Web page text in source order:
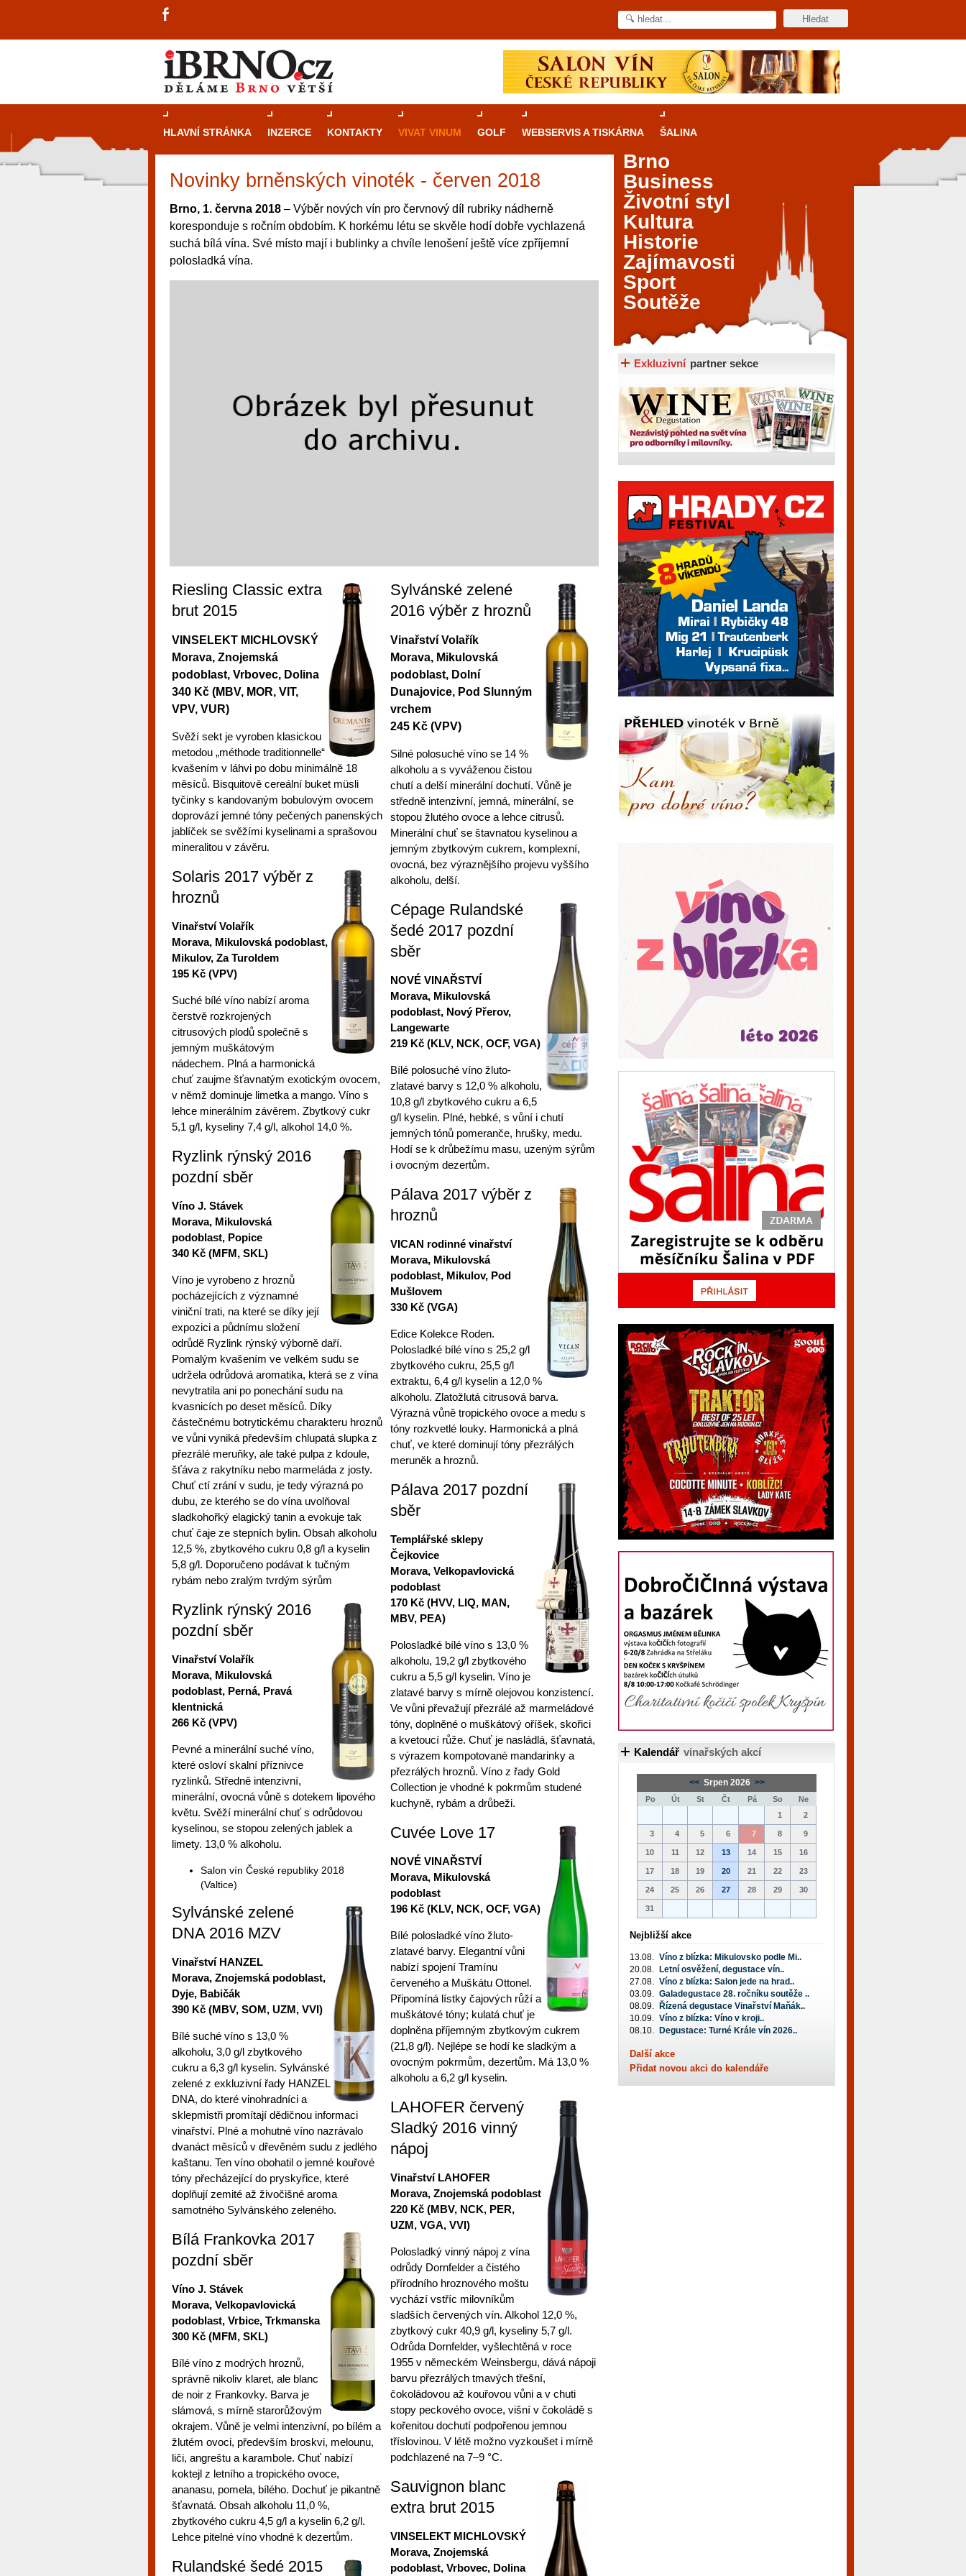
HLAVNÍ STRÁNKA INZERCE KONTAKTY VIVAT VINUM GOLF WEBSERVIS A TISKÁRNA ŠALINA
Novinky brněnských vinoték - červen 2018
Brno, 1. června 2018 – Výběr nových vín pro červnový díl rubriky nádherně
koresponduje s ročním obdobím. K horkému létu se skvěle hodí dobře vychlazená
suchá bílá vína. Své místo mají i bublinky a chvíle lenošení ještě více zpříjemní
polosladká vína.
Riesling Classic extra
brut 2015
VINSELEKT MICHLOVSKÝ
Morava, Znojemská
podoblast, Vrbovec, Dolina
340 Kč (MBV, MOR, VIT,
VPV, VUR)
Svěží sekt je vyroben klasickou
metodou „méthode traditionnelle“
kvašením v láhvi po dobu minimálně 18
měsíců. Bisquitově cereální buket müsli
tyčinky s kandovaným bobulovým ovocem
doprovází jemné tóny pečených panenských
jablíček se svěžími kyselinami a sprašovou
mineralitou v závěru.
Solaris 2017 výběr z
hroznů
Vinařství Volařík
Morava, Mikulovská podoblast,
Mikulov, Za Turoldem
195 Kč (VPV)
Suché bílé víno nabízí aroma
čerstvě rozkrojených
citrusových plodů společně s
jemným muškátovým
nádechem. Plná a harmonická
chuť zaujme šťavnatým exotickým ovocem,
v němž dominuje limetka a mango. Víno s
lehce minerálním závěrem. Zbytkový cukr
5,1 g/l, kyseliny 7,4 g/l, alkohol 14,0 %.
Ryzlink rýnský 2016
pozdní sběr
Víno J. Stávek
Morava, Mikulovská
podoblast, Popice
340 Kč (MFM, SKL)
Víno je vyrobeno z hroznů
pocházejících z významné
viniční trati, na které se díky její
expozici a půdnímu složení
odrůdě Ryzlink rýnský výborně daří.
Pomalým kvašením ve velkém sudu se
udržela odrůdová aromatika, která se z vína
nevytratila ani po ponechání sudu na
kvasnicích po deset měsíců. Díky
částečnému botrytickému charakteru hroznů
ve vůni vyniká především chlupatá slupka z
přezrálé meruňky, ale také pulpa z kdoule,
šťáva z rakytníku nebo marmeláda z josty.
Chuť ctí zrání v sudu, je tedy výrazná po
dubu, ze kterého se do vína uvolňoval
sladkohořký elagický tanin a evokuje tak
chuť čaje ze stepních bylin. Obsah alkoholu
12,5 %, zbytkového cukru 0,8 g/l a kyselin
5,8 g/l. Doporučeno podávat k tučným
rybám nebo zralým tvrdým sýrům
Ryzlink rýnský 2016
pozdní sběr
Vinařství Volařík
Morava, Mikulovská
podoblast, Perná, Pravá
klentnická
266 Kč (VPV)
Pevné a minerální suché víno,
které osloví skalní příznivce
ryzlinků. Středně intenzivní,
minerální, ovocná vůně s dotekem lipového
květu. Svěží minerální chuť s odrůdovou
kyselinou, se stopou zelených jablek a
limety. 13,0 % alkoholu.
Salon vín České republiky 2018
(Valtice)
Sylvánské zelené
DNA 2016 MZV
Vinařství HANZEL
Morava, Znojemská podoblast,
Dyje, Babičák
390 Kč (MBV, SOM, UZM, VVI)
Bílé suché víno s 13,0 %
alkoholu, 3,0 g/l zbytkového
cukru a 6,3 g/l kyselin. Sylvánské
zelené z exkluzivní řady HANZEL
DNA, do které vinohradníci a
sklepmistři promítají dědičnou informaci
vinařství. Plné a mohutné víno nazrávalo
dvanáct měsíců v dřevěném sudu z jedlého
kaštanu. Ten víno obohatil o jemné kouřové
tóny přecházející do pryskyřice, které
doplňují zemité až živočišné aroma
samotného Sylvánského zeleného.
Bílá Frankovka 2017
pozdní sběr
Víno J. Stávek
Morava, Velkopavlovická
podoblast, Vrbice, Trkmanska
300 Kč (MFM, SKL)
Bílé víno z modrých hroznů,
správně nikoliv klaret, ale blanc
de noir z Frankovky. Barva je
slámová, s mírně starorůžovým
okrajem. Vůně je velmi intenzivní, po bílém a
žlutém ovoci, především broskvi, melounu,
liči, angreštu a karambole. Chuť nabízí
koktejl z letního a tropického ovoce,
ananasu, pomela, bílého. Dochuť je pikantně
šťavnatá. Obsah alkoholu 11,0 %,
zbytkového cukru 4,5 g/l a kyselin 6,2 g/l.
Lehce pitelné víno vhodné k dezertům.
Rulandské šedé 2015
Sylvánské zelené
2016 výběr z hroznů
Vinařství Volařík
Morava, Mikulovská
podoblast, Dolní
Dunajovice, Pod Slunným
vrchem
245 Kč (VPV)
Silné polosuché víno se 14 %
alkoholu a s vyváženou čistou
chutí a delší minerální dochutí. Vůně je
středně intenzivní, jemná, minerální, se
stopou žlutého ovoce a lehce citrusů.
Minerální chuť se štavnatou kyselinou a
jemným zbytkovým cukrem, komplexní,
ovocná, bez výraznějšího projevu vyššího
alkoholu, delší.
Cépage Rulandské
šedé 2017 pozdní
sběr
NOVÉ VINAŘSTVÍ
Morava, Mikulovská
podoblast, Nový Přerov,
Langewarte
219 Kč (KLV, NCK, OCF, VGA)
Bílé polosuché víno žluto-
zlatavé barvy s 12,0 % alkoholu,
10,8 g/l zbytkového cukru a 6,5
g/l kyselin. Plné, hebké, s vůní i chutí
jemných tónů pomeranče, hrušky, medu.
Hodí se k drůbežímu masu, uzeným sýrům
i ovocným dezertům.
Pálava 2017 výběr z
hroznů
VICAN rodinné vinařství
Morava, Mikulovská
podoblast, Mikulov, Pod
Mušlovem
330 Kč (VGA)
Edice Kolekce Roden.
Polosladké bílé víno s 25,2 g/l
zbytkového cukru, 25,5 g/l
extraktu, 6,4 g/l kyselin a 12,0 %
alkoholu. Zlatožlutá citrusová barva.
Výrazná vůně tropického ovoce a medu s
tóny rozkvetlé louky. Harmonická a plná
chuť, ve které dominují tóny přezrálých
meruněk a hroznů.
Pálava 2017 pozdní
sběr
Templářské sklepy
Čejkovice
Morava, Velkopavlovická
podoblast
170 Kč (HVV, LIQ, MAN,
MBV, PEA)
Polosladké bílé víno s 13,0 %
alkoholu, 19,2 g/l zbytkového
cukru a 5,5 g/l kyselin. Víno je
zlatavé barvy s mírně olejovou konzistencí.
Ve vůni převažují přezrálé až marmeládové
tóny, doplněné o muškátový oříšek, skořici
a kvetoucí růže. Chuť je nasládlá, šťavnatá,
s výrazem kompotované mandarinky a
přezrálých hroznů. Víno z řady Gold
Collection je vhodné k pokrmům studené
kuchyně, rybám a drůbeži.
Cuvée Love 17
NOVÉ VINAŘSTVÍ
Morava, Mikulovská
podoblast
196 Kč (KLV, NCK, OCF, VGA)
Bílé polosladké víno žluto-
zlatavé barvy. Elegantní vůni
nabízí spojení Tramínu
červeného a Muškátu Ottonel.
Připomíná lístky čajových růží a
muškátové tóny; kulatá chuť je
doplněna příjemným zbytkovým cukrem
(21,8 g/l). Nejlépe se hodí ke sladkým a
ovocným pokrmům, dezertům. Má 13,0 %
alkoholu a 6,2 g/l kyselin.
LAHOFER červený
Sladký 2016 vinný
nápoj
Vinařství LAHOFER
Morava, Znojemská podoblast
220 Kč (MBV, NCK, PER,
UZM, VGA, VVI)
Polosladký vinný nápoj z vína
odrůdy Dornfelder a čistého
přírodního hroznového moštu
vychází vstříc milovníkům
sladších červených vín. Alkohol 12,0 %,
zbytkový cukr 40,9 g/l, kyseliny 5,7 g/l.
Odrůda Dornfelder, vyšlechtěná v roce
1955 v německém Weinsbergu, dává nápoji
barvu přezrálých tmavých třešní,
čokoládovou až kouřovou vůni a v chuti
stopy peckového ovoce, višní v čokoládě s
kořenitou dochutí podpořenou jemnou
tříslovinou. V létě možno vyzkoušet i mírně
podchlazené na 7–9 °C.
Sauvignon blanc
extra brut 2015
VINSELEKT MICHLOVSKÝ
Morava, Znojemská
podoblast, Vrbovec, Dolina
Průvodcekasinovými hrami v Brně: Od
rulety po video automaty
Brno je městem známým pro zajímavé památky, skvělé
restaurace, divadla a univerzity. Mimo jiné je ale také
Brno
Business
Životní styl
Kultura
Historie
Zajímavosti
Sport
Soutěže
Exkluzivní partner sekce
Kalendář vinařských akcí
<< Srpen 2026 >>
Po Út St Čt Pá So
Ne
1
2
3 4 5 6 7 8 9
10 11 12 13 14 15 16
17 18 19 20 21 22 23
24 25 26 27 28 29 30
31
Nejbližší akce
13.08. Víno z blízka: Mikulovsko podle Mi..
20.08.
Letní osvěžení, degustace vín..
27.08. Víno z blízka: Salon jede na hrad..
03.09. Galadegustace 28. ročníku soutěže ..
08.09.
Řízená degustace Vinařství Maňák..
10.09. Víno z blízka: Víno v kroji..
08.10.
Degustace: Turné Krále vín 2026..
Další akce
Přidat novou akci do kalendáře